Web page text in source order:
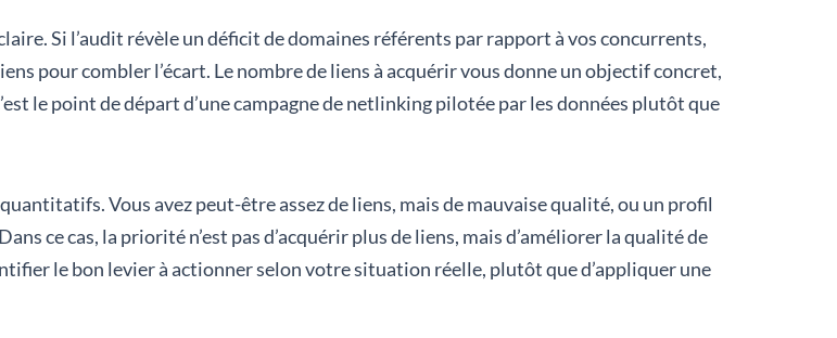
Si l’audit révèle un déficit de domaines référents par rapport à vos concurrents,
pour combler l’écart. Le nombre de liens à acquérir vous donne un objectif concret,
le point de départ d’une campagne de netlinking pilotée par les données plutôt que
Vous avez peut-être assez de liens, mais de mauvaise qualité, ou un profil
ce cas, la priorité n’est pas d’acquérir plus de liens, mais d’améliorer la qualité de
le bon levier à actionner selon votre situation réelle, plutôt que d’appliquer une